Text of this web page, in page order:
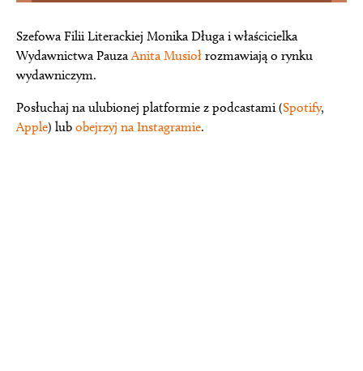
Szefowa Filii Literackiej Monika Długa i właścicielka
Wydawnictwa PauzaAnita Musioł rozmawiają o rynku
wydawniczym.
Posłuchaj na ulubionej platformie z podcastami (Spotify,
Apple) lub obejrzyj na Instagramie.